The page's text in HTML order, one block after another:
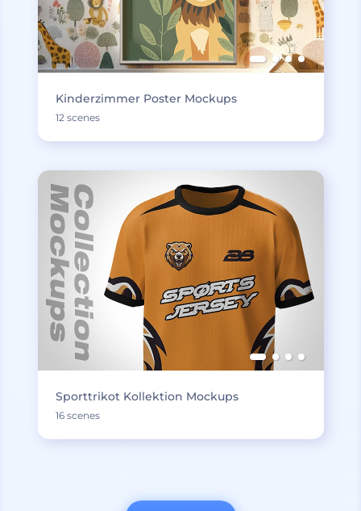
Kinderzimmer Poster Mockups
12 scenes
Sporttrikot Kollektion Mockups
16 scenes